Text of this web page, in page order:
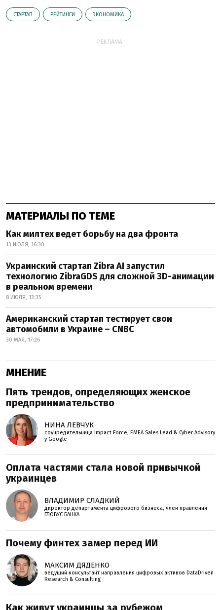
СТАРТАП РЕЙТИНГИ ЭКОНОМИКА
РЕКЛАМА:
МАТЕРИАЛЫ ПО ТЕМЕ
Как милтех ведет борьбу на два фронта
13 ИЮЛЯ, 16:30
Украинский стартап Zibra AI запустил
технологию ZibraGDS для сложной 3D-анимации
в реальном времени
8 ИЮЛЯ, 13:35
Американский стартап тестирует свои
автомобили в Украине – CNBC
30 МАЯ, 17:26
МНЕНИЕ
Пять трендов, определяющих женское
предпринимательство
НИНА ЛЕВЧУК
соучредительница Impact Force, EMEA Sales Lead & Cyber Advisory
у Google
Оплата частями стала новой привычкой
украинцев
ВЛАДИМИР СЛАДКИЙ
директор департамента цифрового бизнеса, член правления
ГЛОБУС БАНКА
Почему финтех замер перед ИИ
МАКСИМ ДЯДЕНКО
ведущий консультант направления цифровых активов DataDriven
Research & Consulting
Как живут украинцы за рубежом